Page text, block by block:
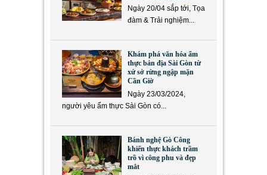
Ngày 20/04 sắp tới, Tọa
đàm & Trải nghiệm...
Khám phá văn hóa ẩm
thực bản địa Sài Gòn từ
xứ sở rừng ngập mặn
Cần Giờ
Ngày 23/03/2024,
người yêu ẩm thực Sài Gòn có...
Bánh nghệ Gò Công
khiến thực khách trầm
trồ vì công phu và đẹp
mắt